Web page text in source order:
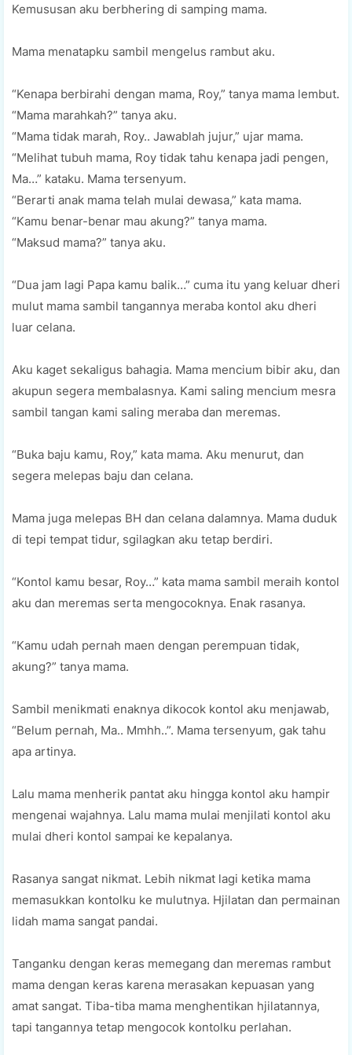
Kemususan aku berbhering di samping mama.
Mama menatapku sambil mengelus rambut aku.
“Kenapa berbirahi dengan mama, Roy,” tanya mama lembut.
“Mama marahkah?” tanya aku.
“Mama tidak marah, Roy.. Jawablah jujur,” ujar mama.
“Melihat tubuh mama, Roy tidak tahu kenapa jadi pengen,
Ma…” kataku. Mama tersenyum.
“Berarti anak mama telah mulai dewasa,” kata mama.
“Kamu benar-benar mau akung?” tanya mama.
“Maksud mama?” tanya aku.
“Dua jam lagi Papa kamu balik…” cuma itu yang keluar dheri
mulut mama sambil tangannya meraba kontol aku dheri
luar celana.
Aku kaget sekaligus bahagia. Mama mencium bibir aku, dan
akupun segera membalasnya. Kami saling mencium mesra
sambil tangan kami saling meraba dan meremas.
“Buka baju kamu, Roy,” kata mama. Aku menurut, dan
segera melepas baju dan celana.
Mama juga melepas BH dan celana dalamnya. Mama duduk
di tepi tempat tidur, sgilagkan aku tetap berdiri.
“Kontol kamu besar, Roy…” kata mama sambil meraih kontol
aku dan meremas serta mengocoknya. Enak rasanya.
“Kamu udah pernah maen dengan perempuan tidak,
akung?” tanya mama.
Sambil menikmati enaknya dikocok kontol aku menjawab,
“Belum pernah, Ma.. Mmhh..”. Mama tersenyum, gak tahu
apa artinya.
Lalu mama menherik pantat aku hingga kontol aku hampir
mengenai wajahnya. Lalu mama mulai menjilati kontol aku
mulai dheri kontol sampai ke kepalanya.
Rasanya sangat nikmat. Lebih nikmat lagi ketika mama
memasukkan kontolku ke mulutnya. Hjilatan dan permainan
lidah mama sangat pandai.
Tanganku dengan keras memegang dan meremas rambut
mama dengan keras karena merasakan kepuasan yang
amat sangat. Tiba-tiba mama menghentikan hjilatannya,
tapi tangannya tetap mengocok kontolku perlahan.